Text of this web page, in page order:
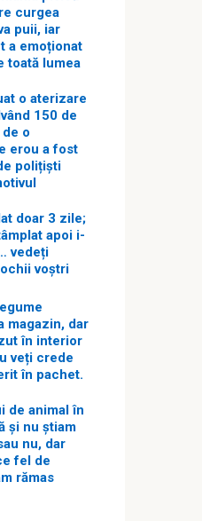
curgea
puii, iar
a emoționat
toată lumea
o aterizare
150 de
o
erou a fost
polițiști
doar 3 zile;
apoi i-
vedeți
voștri
magazin, dar
în interior
veți crede
în pachet.
de animal în
și nu știam
nu, dar
fel de
rămas